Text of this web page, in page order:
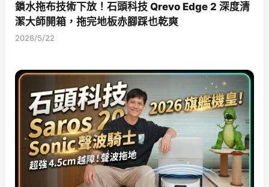
鎖水拖布技術下放！石頭科技 Qrevo Edge 2 深度清
潔大師開箱，拖完地板赤腳踩也乾爽
2026/5/22